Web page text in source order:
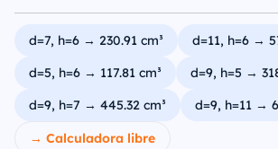
d=7, h=6 → 230.91 cm³
d=11, h=6 →
d=5, h=6 → 117.81 cm³
d=9, h=5 →
d=9, h=7 → 445.32 cm³
d=9, h=11 →
→ Calculadora libre